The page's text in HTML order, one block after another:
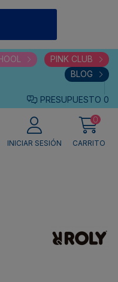
PINK CLUB
BLOG
PRESUPUESTO 0
INICIAR SESIÓN
0
CARRITO